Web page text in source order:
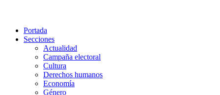
Portada
Secciones
Actualidad
Campaña electoral
Cultura
Derechos humanos
Economía
Género